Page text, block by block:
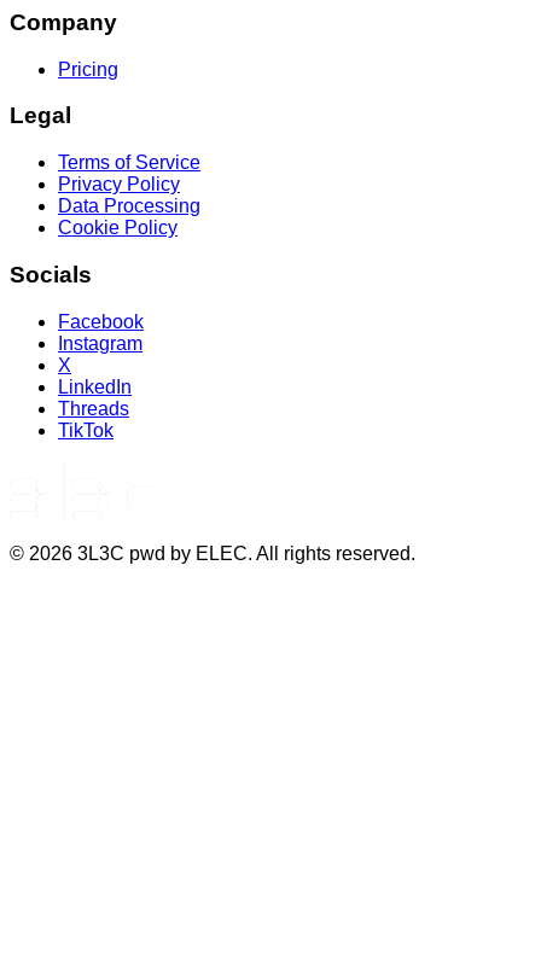
Company
Pricing
Legal
Terms of Service
Privacy Policy
Data Processing
Cookie Policy
Socials
Facebook
Instagram
X
LinkedIn
Threads
TikTok
© 2026 3L3C pwd by ELEC. All rights reserved.